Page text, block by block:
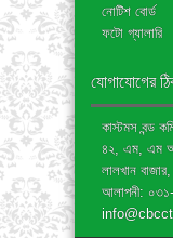
নোটিশ বোর্ড
ফটো গ্যালারি
যোগাযোগের
কাস্টমস বন্ড
৪২, এম, এম
লালখান বাজার,
আলাপনী: